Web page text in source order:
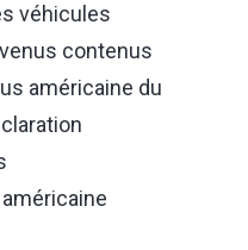
véhicules
contenus
américaine du